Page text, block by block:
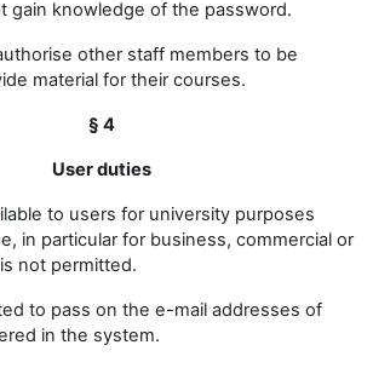
gain knowledge of the password.
other staff members to be
material for their courses.
§ 4
User duties
to users for university purposes
in particular for business, commercial or
not permitted.
to pass on the e-mail addresses of
in the system.